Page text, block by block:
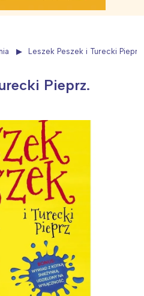
Leszek Peszek i Turecki
Pieprz.